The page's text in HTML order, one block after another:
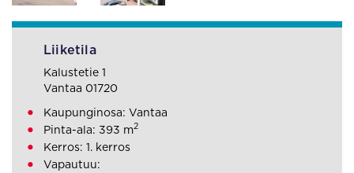
Liiketila
Kalustetie 1
Vantaa 01720
Kaupunginosa: Vantaa
Pinta-ala: 393 m2
Kerros: 1. kerros
Vapautuu: